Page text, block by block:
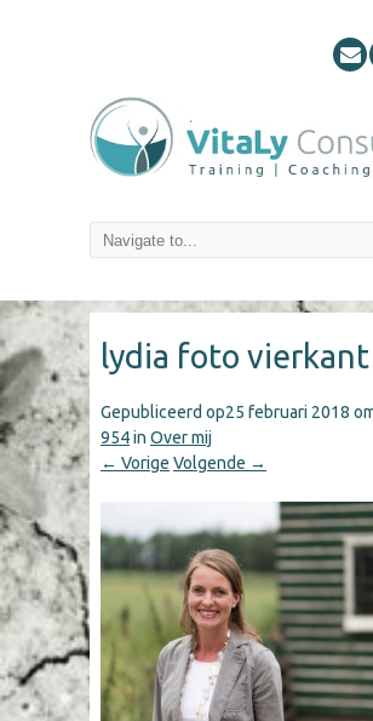
lydia foto vierkant
Gepubliceerd op25 februari 2018
954in Over mij
← Vorige Volgende →